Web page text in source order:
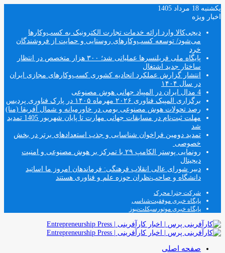
یکشنبه 18 مرداد 1405
اخبار ویژه
دیجی‌کالا وارد ارائه خدمات تجارت الکترونیک به کسب‌وکارها
می‌شود/ توسعه کسب‌وکارهای روستایی و حمایت از فروشندگان
خرد
پایگاه ملی فریلنسرها عملیاتی شد؛ ۳۰۰ هزار متخصص در انتظار
ساختار جدید اشتغال
انتشار گزارش عملکرد اتحادیه کشوری کسب‌وکارهای مجازی ایران
در سال ۱۴۰۴
4 مدال ایران در المپیاد جهانی هوش مصنوعی
برگزاری المپیک فناوری ۲۰۲۶ مهرماه ۱۴۰۵ در پارک فناوری پردیس
رصد تحولات هوش مصنوعی بومی در خاورمیانه و شمال آفریقا (منا)
مهلت ثبت‌نام در مسابقات جهانی مهارت تا پایان شهریور 1405 تمدید
شد
تمدید دومین فراخوان شناسایی و جذب استعدادهای برتر در بخش
خصوصی
رونمایی پوستر الکامپ ۲۹ با تمرکز بر هوش مصنوعی و امنیت
دیجیتال
دبیر شورای عالی انقلاب فرهنگی: فرماندهان امروز ما اساتید
دانشگاه و صاحب‌نظران حوزه علم و فناوری هستند
شرکت چترا محرک
پایگاه خبری موفقیت‌شناسی
پایگاه خبری موتورسیکلت‌نیوز
صفحه اصلی